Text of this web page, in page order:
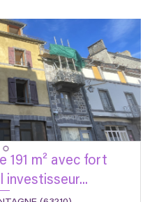
191 m² avec fort
investisseur...